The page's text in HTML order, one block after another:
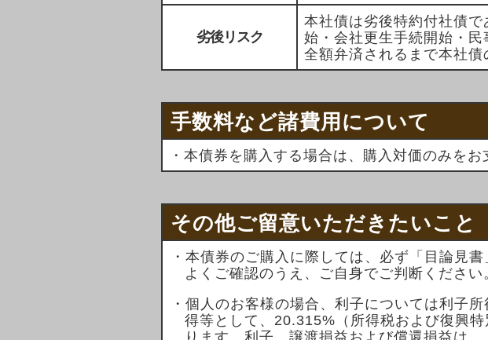
劣後リスク
本社債は劣後特約付社債
始・会社更生手続開始・
全額弁済されるまで本社債
手数料など諸費用について
・本債券を購入する場合は、購入対価のみを
その他ご留意いただきたいこと
・本債券のご購入に際しては、必ず「目論見
よくご確認のうえ、ご自身でご判断ください
・個人のお客様の場合、利子については利子
得等として、20.315%（所得税および復興
ります。利子、譲渡損益および償還損益は